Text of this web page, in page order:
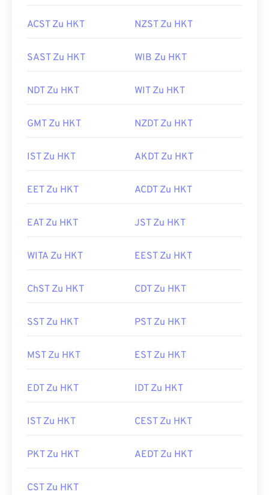
ACST Zu HKT NZST Zu HKT
SAST Zu HKT WIB Zu HKT
NDT Zu HKT WIT Zu HKT
GMT Zu HKT NZDT Zu HKT
IST Zu HKT AKDT Zu HKT
EET Zu HKT ACDT Zu HKT
EAT Zu HKT JST Zu HKT
WITA Zu HKT EEST Zu HKT
ChST Zu HKT CDT Zu HKT
SST Zu HKT PST Zu HKT
MST Zu HKT EST Zu HKT
EDT Zu HKT IDT Zu HKT
IST Zu HKT CEST Zu HKT
PKT Zu HKT AEDT Zu HKT
CST Zu HKT